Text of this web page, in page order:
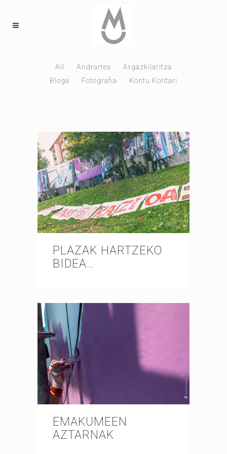
All Andrartea
Argazkilaritza
Bloga
Fotografia Kontu Kontari
PLAZAK HARTZEKO
BIDEA…
EMAKUMEEN
AZTARNAK